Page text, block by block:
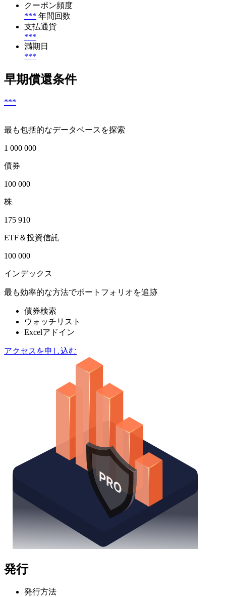
クーポン頻度
*** 年間回数
支払通貨
***
満期日
***
早期償還条件
***
最も包括的なデータベースを探索
1 000 000
債券
100 000
株
175 910
ETF＆投資信託
100 000
インデックス
最も効率的な方法でポートフォリオを追跡
債券検索
ウォッチリスト
Excelアドイン
アクセスを申し込む
発行
発行方法